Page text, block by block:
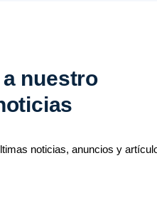
nuestro
noticias, anuncios y